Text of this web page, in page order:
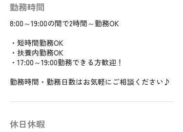
勤務時間
8:00～19:00の間で2時間～勤務OK
・短時間勤務OK
・扶養内勤務OK
・17:00～19:00勤務できる方歓迎！
勤務時間・勤務日数はお気軽にご相談ください♪
休日休暇